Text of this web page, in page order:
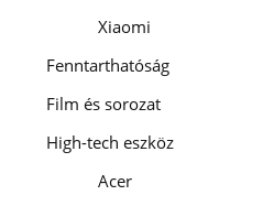
Xiaomi
Fenntarthatóság
Film és sorozat
High-tech eszköz
Acer